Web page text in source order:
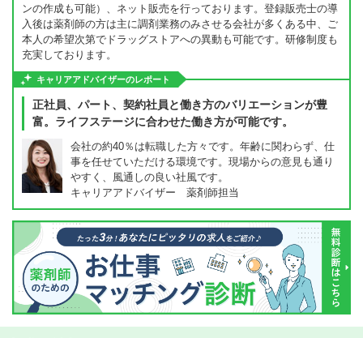
ンの作成も可能）、ネット販売を行っております。登録販売士の導
入後は薬剤師の方は主に調剤業務のみさせる会社が多くある中、ご
本人の希望次第でドラッグストアへの異動も可能です。研修制度も
充実しております。
キャリアアドバイザーのレポート
正社員、パート、契約社員と働き方のバリエーションが豊
富。ライフステージに合わせた働き方が可能です。
会社の約40％は転職した方々です。年齢に関わらず、仕
事を任せていただける環境です。現場からの意見も通り
やすく、風通しの良い社風です。
キャリアアドバイザー 薬剤師担当